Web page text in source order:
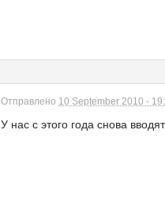
Отправлено 10 September 2010 -
У нас с этого года снова